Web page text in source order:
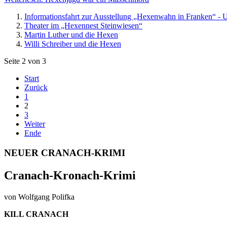
Informationsfahrt zur Ausstellung „Hexenwahn in Franken“ -
Theater im „Hexennest Steinwiesen“
Martin Luther und die Hexen
Willi Schreiber und die Hexen
Seite 2 von 3
Start
Zurück
1
2
3
Weiter
Ende
NEUER CRANACH-KRIMI
Cranach-Kronach-Krimi
von Wolfgang Polifka
KILL CRANACH